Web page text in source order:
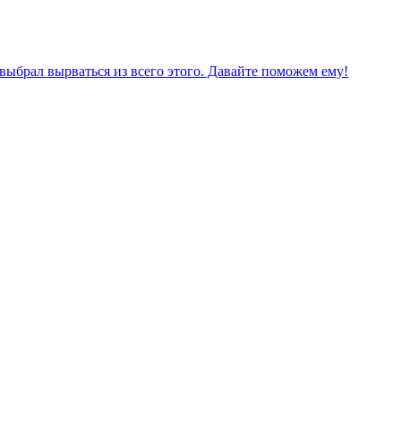
вырваться из всего этого. Давайте поможем ему!